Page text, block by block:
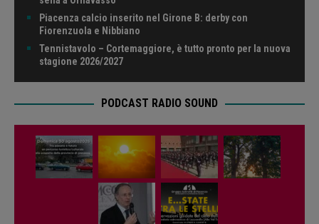
Piacenza calcio inserito nel Girone B: derby con
Fiorenzuola e Nibbiano
Tennistavolo – Cortemaggiore, è tutto pronto per la nuova
stagione 2026/2027
PODCAST RADIO SOUND